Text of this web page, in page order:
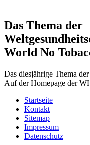
Das Thema der
World No
Das diesjährige Thema
Auf der Homepage der
Startseite
Kontakt
Sitemap
Impressum
Datenschutz